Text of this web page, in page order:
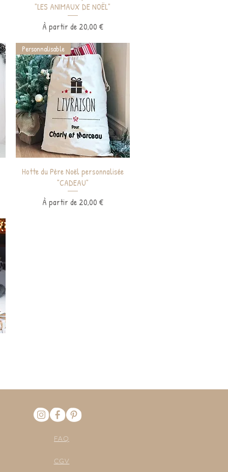
"LES ANIMAUX DE NOËL"
À partir de 20,00 €
Prix promotionnel
Aperçu rapide
Personnalisable
Hotte du Père Noël personnalisée
"CADEAU"
À partir de 20,00 €
Prix promotionnel
FAQ
CGV